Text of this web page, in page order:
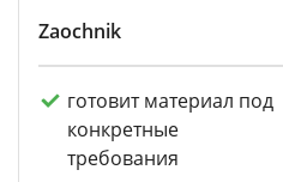
Zaochnik
готовит материал под
конкретные
требования